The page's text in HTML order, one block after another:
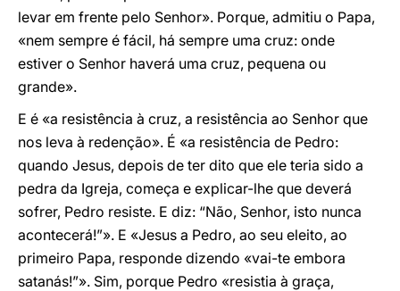
levar em frente pelo Senhor». Porque, admitiu o Papa,
«nem sempre é fácil, há sempre uma cruz: onde
estiver o Senhor haverá uma cruz, pequena ou
grande».
E é «a resistência à cruz, a resistência ao Senhor que
nos leva à redenção». É «a resistência de Pedro:
quando Jesus, depois de ter dito que ele teria sido a
pedra da Igreja, começa e explicar-lhe que deverá
sofrer, Pedro resiste. E diz: “Não, Senhor, isto nunca
acontecerá!”». E «Jesus a Pedro, ao seu eleito, ao
primeiro Papa, responde dizendo «vai-te embora
satanás!”». Sim, porque Pedro «resistia à graça,